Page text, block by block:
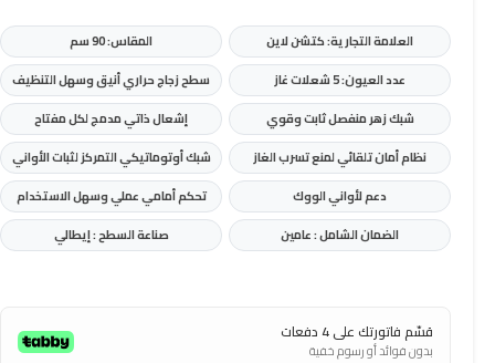
العلامة التجارية: كتشن لاين
المقاس: 90 سم
عدد العيون: 5 شعلات غاز
سطح زجاج حراري أنيق وسهل التنظيف
شبك زهر منفصل ثابت وقوي
إشعال ذاتي مدمج لكل مفتاح
نظام أمان تلقائي لمنع تسرب الغاز
شبك أوتوماتيكي التمركز لثبات الأواني
دعم لأواني الووك
تحكم أمامي عملي وسهل الاستخدام
الضمان الشامل : عامين
صناعة السطح : إيطالي
قسّم فاتورتك على 4 دفعات
بدون فوائد أو رسوم خفية